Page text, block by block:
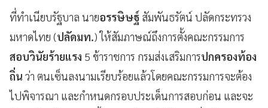
ที่ทำเนียบรัฐบาล นายอรรษิษฐ์ สัมพันธรัตน์ ปลัดกระทรวง
มหาดไทย (ปลัดมท.) ให้สัมภาษณ์ถึงการตั้งคณะกรรมการ
สอบวินัยร้ายแรง 5 ข้าราชการ กรมส่งเสริมการปกครองท้อง
ถิ่น ว่า ตนเซ็นลงนามเรียบร้อยแล้วโดยคณะกรรมการจะต้อง
ไปพิจารณา และกำหนดกรอบประเด็นการสอบก่อน และจะ